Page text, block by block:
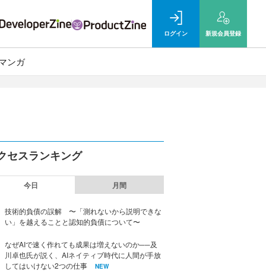
ログイン 新規会員登録
ンガ
セスランキング
今日 月間
技術的負債の誤解 〜「測れないから説明できな
い」を越えることと認知的負債について〜
なぜAIで速く作れても成果は増えないのか──及
川卓也氏が説く、AIネイティブ時代に人間が手放
してはいけない2つの仕事
NEW